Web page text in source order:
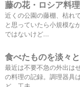
藤の花・ロシア料
近くの公園の藤棚、枯れ
と思っていたら小規模な
ではないけど...
食べたものを淡々
最近は不要不急の外出は
の料理の記録。調理器具